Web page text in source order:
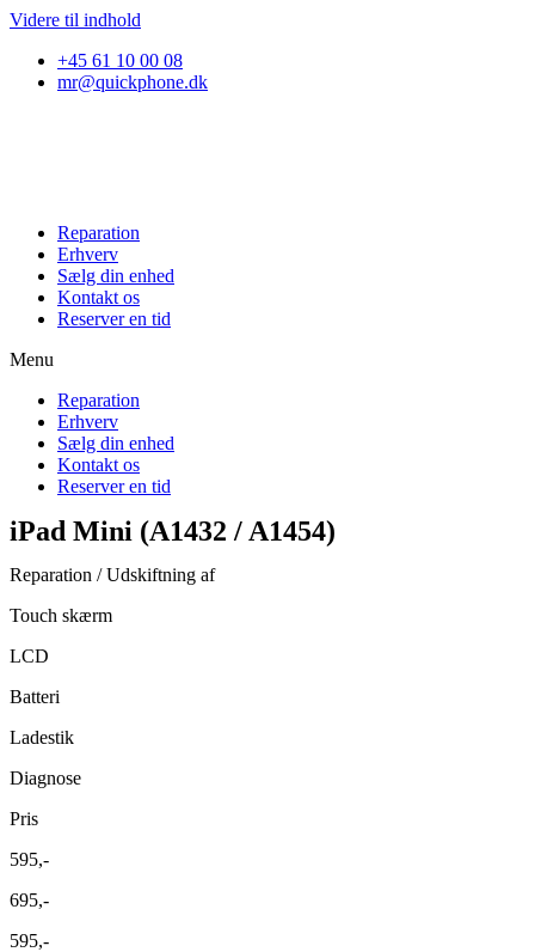
Videre til indhold
+45 61 10 00 08
mr@quickphone.dk
Reparation
Erhverv
Sælg din enhed
Kontakt os
Reserver en tid
Menu
Reparation
Erhverv
Sælg din enhed
Kontakt os
Reserver en tid
iPad Mini (A1432 / A1454)
Reparation / Udskiftning af
Touch skærm
LCD
Batteri
Ladestik
Diagnose
Pris
595,-
695,-
595,-